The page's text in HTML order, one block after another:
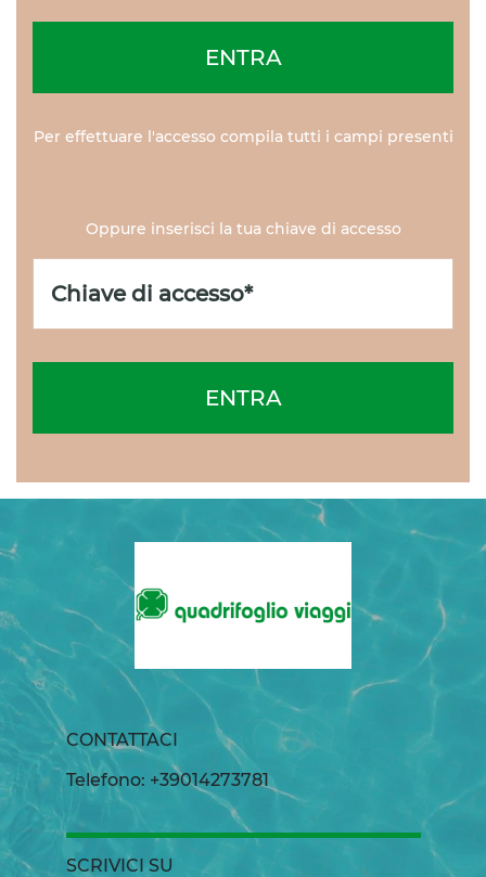
ENTRA
Per effettuare l'accesso compila tutti i campi presenti
Oppure inserisci la tua chiave di accesso
ENTRA
CONTATTACI
Telefono: +39014273781
SCRIVICI SU